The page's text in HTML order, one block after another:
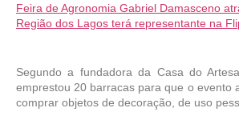
Feira de Agronomia Gabriel Damasceno
Região dos Lagos terá representante na
Segundo a fundadora da Casa do
emprestou 20 barracas para que o evento
comprar objetos de decoração, de uso